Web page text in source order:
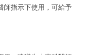
師指示下使用，可給予